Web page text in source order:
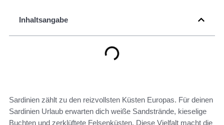
Inhaltsangabe
Sardinien zählt zu den reizvollsten Küsten Europas. Für deinen
Sardinien Urlaub erwarten dich weiße Sandstrände, kieselige
Buchten und zerklüftete Felsenküsten. Diese Vielfalt macht die